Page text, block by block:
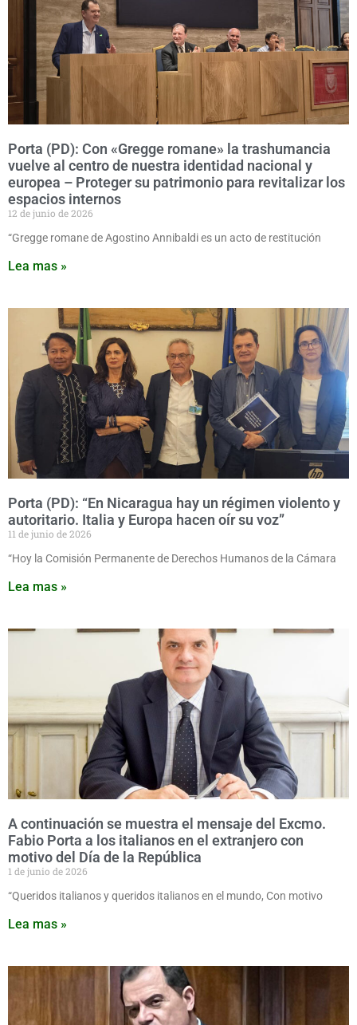
Porta (PD): Con «Gregge romane» la trashumancia
vuelve al centro de nuestra identidad nacional y
europea – Proteger su patrimonio para revitalizar los
espacios internos
12 de junio de 2026
“Gregge romane de Agostino Annibaldi es un acto de restitución
Lea mas »
Porta (PD): “En Nicaragua hay un régimen violento y
autoritario. Italia y Europa hacen oír su voz”
11 de junio de 2026
“Hoy la Comisión Permanente de Derechos Humanos de la Cámara
Lea mas »
A continuación se muestra el mensaje del Excmo.
Fabio Porta a los italianos en el extranjero con
motivo del Día de la República
1 de junio de 2026
“Queridos italianos y queridos italianos en el mundo, Con motivo
Lea mas »